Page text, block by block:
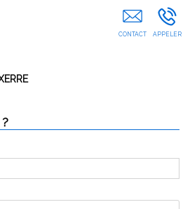
Auxerre Avallon Sens Yonne Bourgogne-Franche-